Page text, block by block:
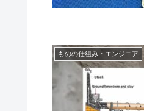
ものの仕組み・エンジニア